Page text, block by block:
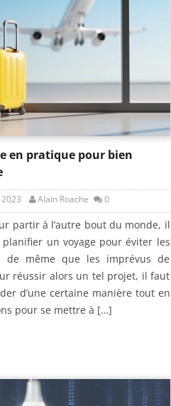
en pratique pour bien
Alain Roache 0
partir à l’autre bout du monde, il
un voyage pour éviter les
de même que les imprévus de
réussir alors un tel projet, il faut
d’une certaine manière tout en
pour se mettre à […]